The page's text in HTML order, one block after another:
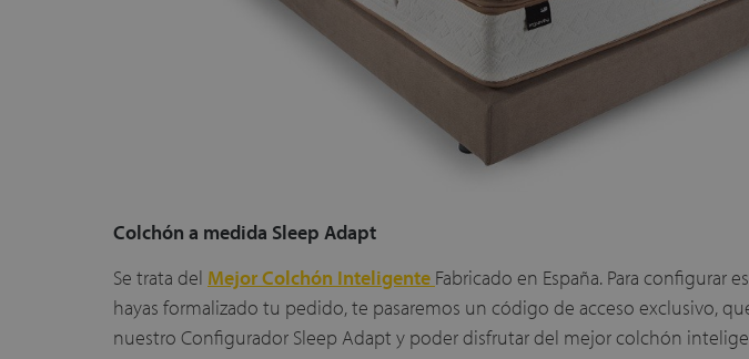
Colchón a medida Sleep Adapt
Se trata del Mejor Colchón Inteligente Fabricado en España. Para configurar
hayas formalizado tu pedido, te pasaremos un código de acceso exclusivo,
nuestro Configurador Sleep Adapt y poder disfrutar del mejor colchón